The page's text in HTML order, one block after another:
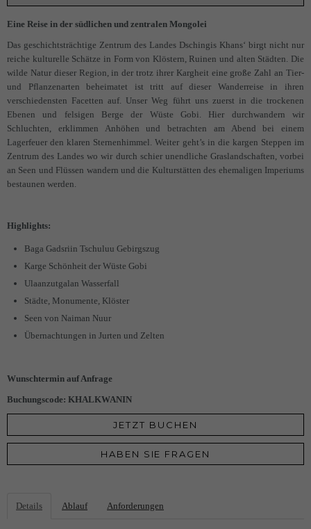
Wüste Sinai
Kap Verde
La Rèunion
Amerika
Argentinien
Bolivien
Peru
Machu Picchu & Cordillera Huayhuash
Peru & Bolivien
Asien
Bhutan
Indien/ Ladakh
Tibet
Afrika
Algerien
Kilimanjaro
Mt Meru+Machame Route+Safari
7 Tage Machame Route
6 Tage Marangu Route
E-Bike Kilimanjaro
Kilimanjaro 360° Radtour
Marokko
Europa
Griechenland
Italien
Val Maira
Kroatien
Russland
Amerika
Kanada
Kuba
Asien
Bhutan
Indien/ Ladakh
Nepal Annapurna
Nepal Mustang
Afrika
Kilimanjaro
E-Bike
Griechenland
Kilimanjaro
Kroatien
Kanu
Ecuador
Fahrtechniktraining
Fahrtechnik Tirol oder Salzburg
Ski & Expeditionen
Programm Furtenbach Adventures
Service
Katalog
Versicherung
Gutschein schenken
Garantie Check Box
Frühbucherrabatt
Unsere Partner
Impressum
Newsletter
Eine Reise in der südlichen und zentralen Mongolei
Das geschichtsträchtige Zentrum des Landes Dschingis Khans‘ birgt nicht nur
reiche kulturelle Schätze in Form von Klöstern, Ruinen und alten Städten. Die
wilde Natur dieser Region, in der trotz ihrer Kargheit eine große Zahl an Tier-
und Pflanzenarten beheimatet ist tritt auf dieser Wanderreise in ihren
verschiedensten Facetten auf. Unser Weg führt uns zuerst in die trockenen
Ebenen und felsigen Berge der Wüste Gobi. Hier durchwandern wir
Schluchten, erklimmen Anhöhen und betrachten am Abend bei einem
Lagerfeuer den klaren Sternenhimmel. Weiter geht’s in die kargen Steppen im
Zentrum des Landes wo wir durch schier unendliche Graslandschaften, vorbei
an Seen und Flüssen wandern und die Kulturstätten des ehemaligen Imperiums
bestaunen werden.
Highlights:
Baga Gadsriin Tschuluu Gebirgszug
Karge Schönheit der Wüste Gobi
Ulaanzutgalan Wasserfall
Städte, Monumente, Klöster
Seen von Naiman Nuur
Übernachtungen in Jurten und Zelten
Wunschtermin auf Anfrage
Buchungscode: KHALKWANIN
JETZT BUCHEN
HABEN SIE FRAGEN
Details Ablauf Anforderungen